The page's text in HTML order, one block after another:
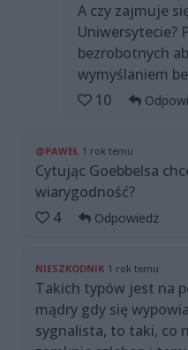
A czy zajmuje
Uniwersytecie?
bezrobotnych
wymyślaniem
10
@PAWEŁ 1 rok temu
Cytując Goebbelsa
wiarygodność?
4
Odpowiedz
NIESZKODNIK 1 rok temu
Takich typów jest na
mądry gdy się
sygnalista, to taki, co